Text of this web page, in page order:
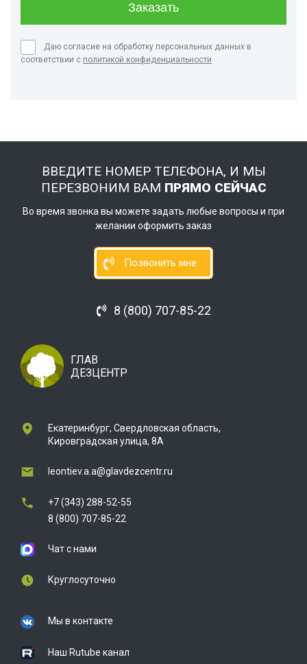
Даю согласие на обработку персональных данных в
соответствии с политикой конфиденциальности
ВВЕДИТЕ НОМЕР ТЕЛЕФОНА, И МЫ
ПЕРЕЗВОНИМ ВАМ ПРЯМО СЕЙЧАС
Во время звонка вы можете задать любые вопросы и при
желании оформить заказ
Позвонить мне
8 (800) 707-85-22
ГЛАВ
ДЕЗЦЕНТР
Екатеринбург, Свердловская область,
Кировградская улица, 8А
leontiev.a.a@glavdezcentr.ru
+7 (343) 288-52-55
8 (800) 707-85-22
Чат с нами
Круглосуточно
Мы в контакте
Наш Rutube канал